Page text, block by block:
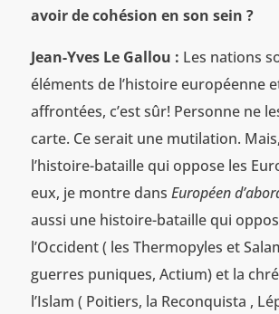
avoir de cohésion en son sein ?
Jean-Yves Le Gallou : Les nations
éléments de l’histoire européenne
affrontées, c’est sûr! Personne ne
carte. Ce serait une mutilation.
l’histoire-bataille qui oppose les
eux, je montre dans Européen
aussi une histoire-bataille qui
l’Occident ( les Thermopyles et
guerres puniques, Actium) et la
l’Islam ( Poitiers, la Reconquista ,